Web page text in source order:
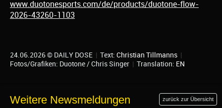
www.duotonesports.com/de/products/duotone-flow-
2026-43260-1103
24.06.2026 © DAILY DOSE | Text: Christian Tillmanns |
Fotos/Grafiken: Duotone / Chris Singer | Translation: EN
Weitere Newsmeldungen zurück zur Übersicht